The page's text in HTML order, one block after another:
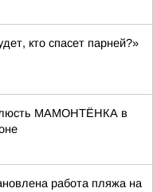
кто спасет парней?»
МАМОНТЁНКА в
работа пляжа на